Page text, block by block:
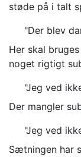
støde på i talt
"Der blev
Her skal
noget rigtigt
"Jeg ved
Der mangler
"Jeg ved
Sætningen har